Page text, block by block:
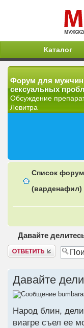
Каталог
Форум для
сексуальных
Обсуждение
Левитра
Список
(варденафил)
Давайте
Ответить
Давайте
Народ блин,
виагре съел ее